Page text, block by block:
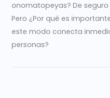
onomatopeyas? De
Pero ¿Por qué es
este modo conecta
personas?